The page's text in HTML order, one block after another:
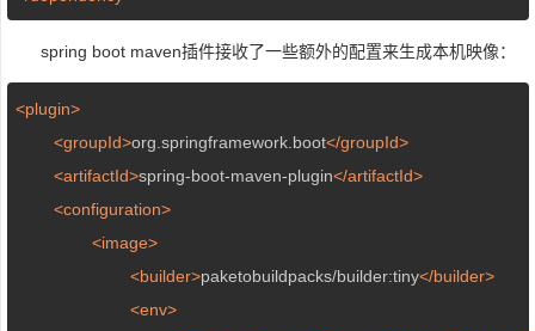
spring boot maven插件接收了一些额外的配置来生成本机映像：
<plugin>
<groupId>org.springframework.boot</groupId>
<artifactId>spring-boot-maven-plugin</artifactId>
<configuration>
<image>
<builder>paketobuildpacks/builder:tiny</builder>
<env>